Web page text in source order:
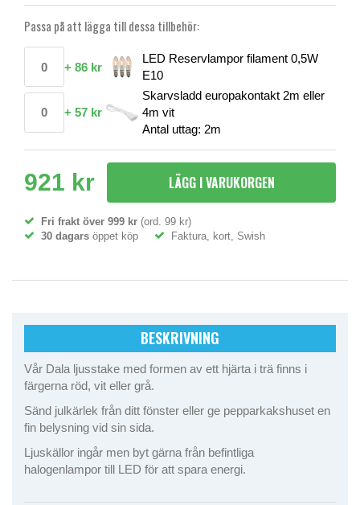
Passa på att lägga till dessa tillbehör:
+ 86 kr
LED Reservlampor filament 0,5W
E10
+ 57 kr
Skarvsladd europakontakt 2m eller
4m vit
Antal uttag: 2m
921 kr LÄGG I VARUKORGEN
Fri frakt över 999 kr (ord. 99 kr)
30 dagars öppet köp Faktura, kort, Swish
BESKRIVNING
Vår Dala ljusstake med formen av ett hjärta i trä finns i
färgerna röd, vit eller grå.
Sänd julkärlek från ditt fönster eller ge pepparkakshuset en
fin belysning vid sin sida.
Ljuskällor ingår men byt gärna från befintliga
halogenlampor till LED för att spara energi.